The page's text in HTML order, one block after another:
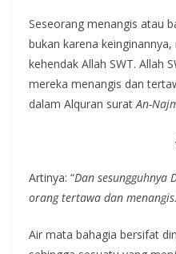
Seseorang menangis atau
bukan karena
kehendak Allah SWT. Allah
mereka menangis dan
dalam Alquran suratAn-
Artinya: “Dan sesungguhnya
orang tertawa dan
Air mata bahagia bersifat